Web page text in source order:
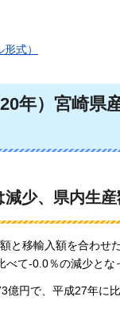
式）
年）宮崎県
減少、県内生
と移輸入額を合わせ
て-0.0％の減少とな
億円で、平成27年に